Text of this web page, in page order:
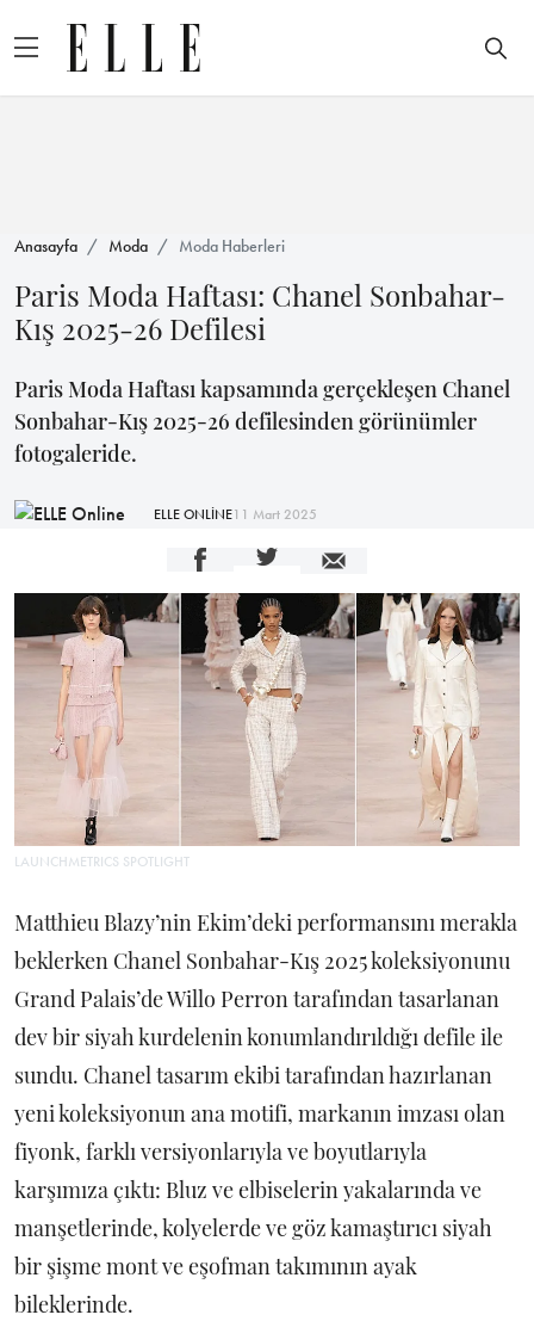
Anasayfa Moda Moda Haberleri
Paris Moda Haftası: Chanel Sonbahar-
Kış 2025-26 Defilesi
Paris Moda Haftası kapsamında gerçekleşen Chanel
Sonbahar-Kış 2025-26 defilesinden görünümler
fotogaleride.
ELLE ONLİNE11 Mart 2025
LAUNCHMETRICS SPOTLIGHT
Matthieu Blazy’nin Ekim’deki performansını merakla
beklerken Chanel Sonbahar-Kış 2025 koleksiyonunu
Grand Palais’de Willo Perron tarafından tasarlanan
dev bir siyah kurdelenin konumlandırıldığı defile ile
sundu. Chanel tasarım ekibi tarafından hazırlanan
yeni koleksiyonun ana motifi, markanın imzası olan
fiyonk, farklı versiyonlarıyla ve boyutlarıyla
karşımıza çıktı: Bluz ve elbiselerin yakalarında ve
manşetlerinde, kolyelerde ve göz kamaştırıcı siyah
bir şişme mont ve eşofman takımının ayak
bileklerinde.